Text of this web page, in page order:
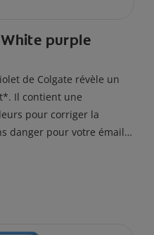
purple
de Colgate révèle un
Il contient une
pour corriger la
danger pour votre émail.